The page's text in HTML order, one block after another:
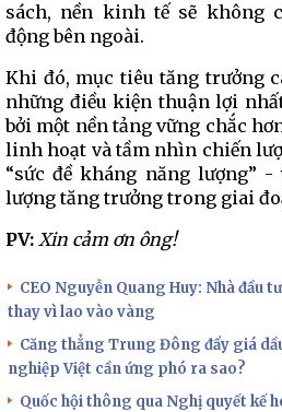
sách, nền kinh tế sẽ không
động bên ngoài.
Khi đó, mục tiêu tăng trưởng
những điều kiện thuận lợi
bởi một nền tảng vững chắc
linh hoạt và tầm nhìn chiến
“sức đề kháng năng lượng”
lượng tăng trưởng trong giai
PV: Xin cảm ơn ông!
CEO Nguyễn Quang Huy: Nhà đầu
thay vì lao vào vàng
Căng thẳng Trung Đông đẩy giá
nghiệp Việt cần ứng phó ra sao?
Quốc hội thông qua Nghị quyết kế